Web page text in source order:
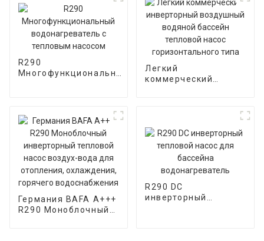
R290
Многофункциональный
Легкий
коммерческий
горизонтального
типа
Германия BAFA A+++
R290 Моноблочный
R290 DC
инверторный